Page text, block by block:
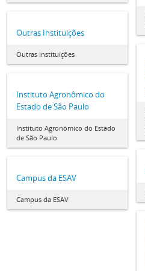
Outras Instituições
Outras Instituições
Instituto Agronômico do
Estado de São Paulo
Instituto Agronômico do Estado
de São Paulo
Campus da ESAV
Campus da ESAV